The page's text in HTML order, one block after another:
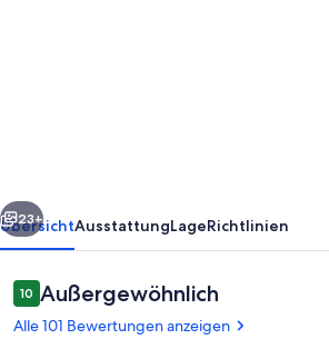
Bedroom
Home
vollständig
Weiter
23+
ÜbersichtAusstattungLageRichtlinien
Bewertungen
1010 von 10.
Außergewöhnlich
Alle 101 Bewertungen anzeigen